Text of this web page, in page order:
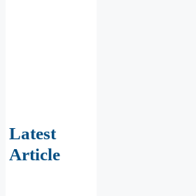
Latest
Article